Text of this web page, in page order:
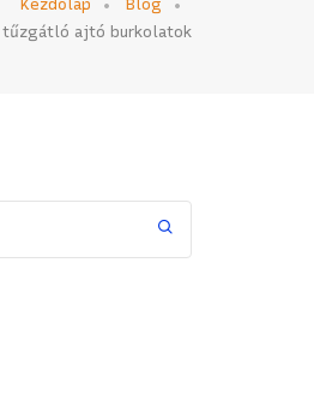
Kezdőlap
Blog
tűzgátló ajtó burkolatok